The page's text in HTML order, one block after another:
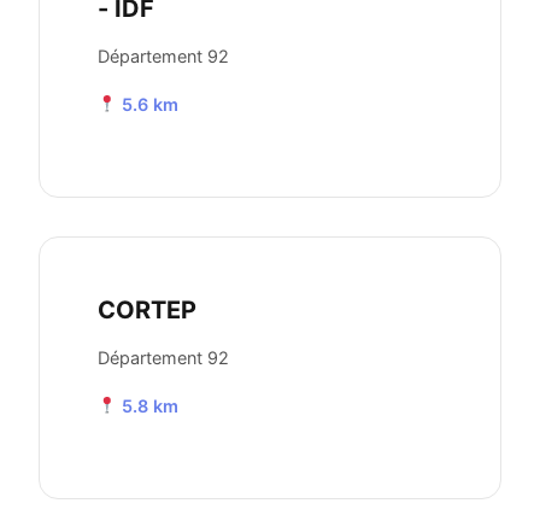
- IDF
Département 92
5.6 km
CORTEP
Département 92
5.8 km